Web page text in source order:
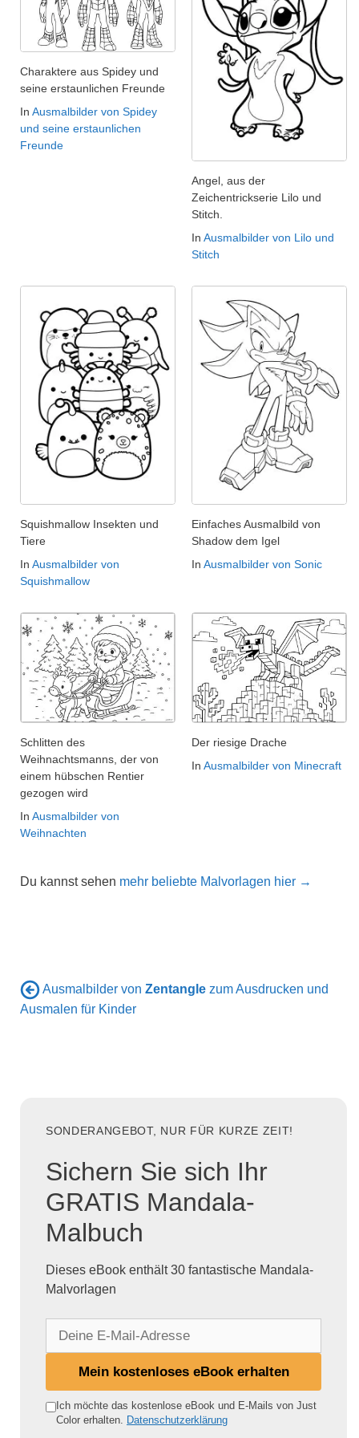
Charaktere aus Spidey und
seine erstaunlichen Freunde
In Ausmalbilder von Spidey
und seine erstaunlichen
Freunde
Angel, aus der
Zeichentrickserie Lilo und
Stitch.
In Ausmalbilder von Lilo und
Stitch
Squishmallow Insekten und
Tiere
In Ausmalbilder von
Squishmallow
Einfaches Ausmalbild von
Shadow dem Igel
In Ausmalbilder von Sonic
Schlitten des
Weihnachtsmanns, der von
einem hübschen Rentier
gezogen wird
In Ausmalbilder von
Weihnachten
Der riesige Drache
In Ausmalbilder von Minecraft
Du kannst sehen mehr beliebte Malvorlagen hier →
Ausmalbilder von Zentangle zum Ausdrucken und
Ausmalen für Kinder
SONDERANGEBOT, NUR FÜR KURZE ZEIT!
Sichern Sie sich Ihr
GRATIS Mandala-
Malbuch
Dieses eBook enthält 30 fantastische Mandala-
Malvorlagen
e
Mein kostenloses eBook erhalten
Ich möchte das kostenlose eBook und E-Mails von Just
Color erhalten. Datenschutzerklärung